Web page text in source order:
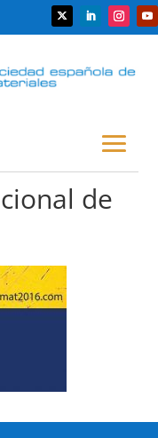
de